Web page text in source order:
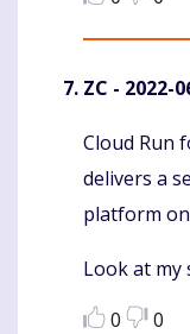
ZC - 2022-
Komentaras
Cloud Run
delivers a
platform on
Look at my
0
0